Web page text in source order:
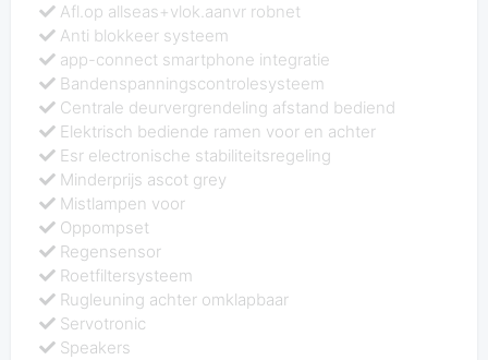
Afl.op allseas+vlok.aanvr robnet
Anti blokkeer systeem
app-connect smartphone integratie
Bandenspanningscontrolesysteem
Centrale deurvergrendeling afstand bediend
Elektrisch bediende ramen voor en achter
Esr electronische stabiliteitsregeling
Minderprijs ascot grey
Mistlampen voor
Oppompset
Regensensor
Roetfiltersysteem
Rugleuning achter omklapbaar
Servotronic
Speakers